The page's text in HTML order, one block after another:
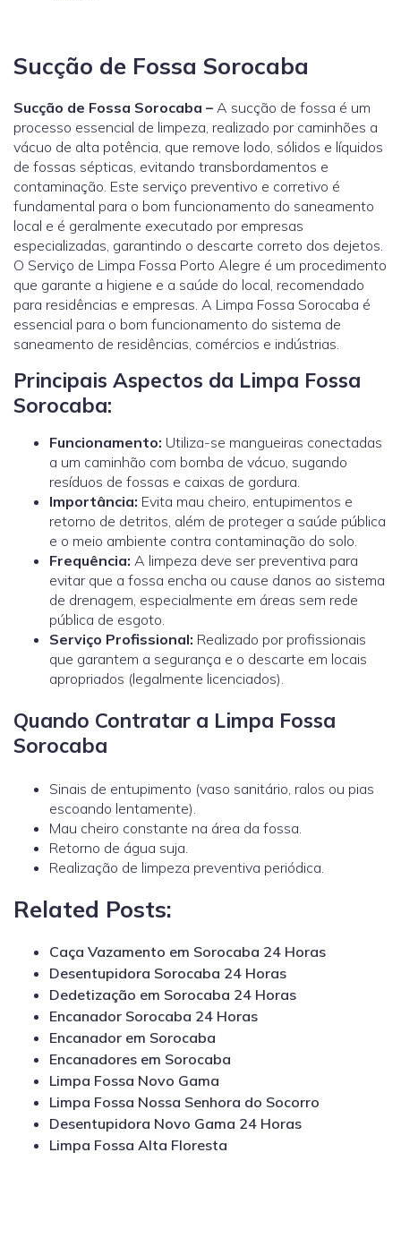
Sucção de Fossa Sorocaba
Sucção de Fossa Sorocaba – A sucção de fossa é um
processo essencial de limpeza, realizado por caminhões a
vácuo de alta potência, que remove lodo, sólidos e líquidos
de fossas sépticas, evitando transbordamentos e
contaminação. Este serviço preventivo e corretivo é
fundamental para o bom funcionamento do saneamento
local e é geralmente executado por empresas
especializadas, garantindo o descarte correto dos dejetos.
O Serviço de Limpa Fossa Porto Alegre é um procedimento
que garante a higiene e a saúde do local, recomendado
para residências e empresas. A Limpa Fossa Sorocaba é
essencial para o bom funcionamento do sistema de
saneamento de residências, comércios e indústrias.
Principais Aspectos da Limpa Fossa
Sorocaba:
Funcionamento: Utiliza-se mangueiras conectadas
a um caminhão com bomba de vácuo, sugando
resíduos de fossas e caixas de gordura.
Importância: Evita mau cheiro, entupimentos e
retorno de detritos, além de proteger a saúde pública
e o meio ambiente contra contaminação do solo.
Frequência: A limpeza deve ser preventiva para
evitar que a fossa encha ou cause danos ao sistema
de drenagem, especialmente em áreas sem rede
pública de esgoto.
Serviço Profissional: Realizado por profissionais
que garantem a segurança e o descarte em locais
apropriados (legalmente licenciados).
Quando Contratar a Limpa Fossa
Sorocaba
Sinais de entupimento (vaso sanitário, ralos ou pias
escoando lentamente).
Mau cheiro constante na área da fossa.
Retorno de água suja.
Realização de limpeza preventiva periódica.
Related Posts:
Caça Vazamento em Sorocaba 24 Horas
Desentupidora Sorocaba 24 Horas
Dedetização em Sorocaba 24 Horas
Encanador Sorocaba 24 Horas
Encanador em Sorocaba
Encanadores em Sorocaba
Limpa Fossa Novo Gama
Limpa Fossa Nossa Senhora do Socorro
Desentupidora Novo Gama 24 Horas
Limpa Fossa Alta Floresta